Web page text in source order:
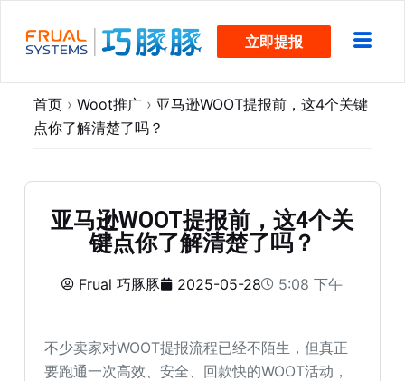
过
立即提报
首页 › Woot推广 › 亚马逊WOOT提报前，这4个关键
点你了解清楚了吗？
亚马逊WOOT提报前，这4个关
键点你了解清楚了吗？
Frual 巧豚豚 2025-05-28 5:08 下午
不少卖家对WOOT提报流程已经不陌生，但真正
要跑通一次高效、安全、回款快的WOOT活动，